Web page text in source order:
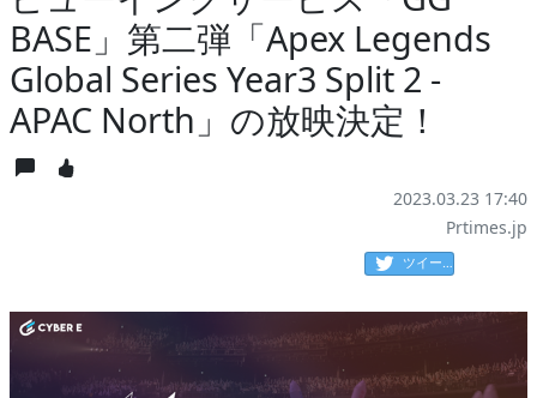
BASE」第二弾「Apex Legends
Global Series Year3 Split 2 -
APAC North」の放映決定！
2023.03.23 17:40
Prtimes.jp
ツイート